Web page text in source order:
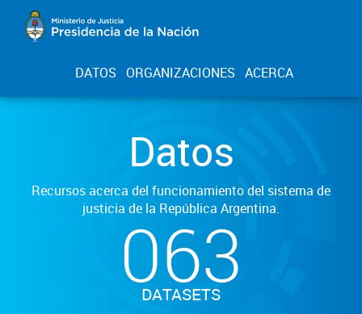
DATOS ORGANIZACIONES ACERCA
Datos
Recursos acerca del funcionamiento del sistema de
justicia de la República Argentina.
063
DATASETS